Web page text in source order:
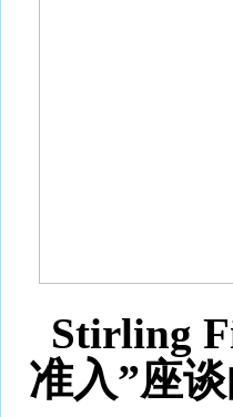
Stirling
准入”座